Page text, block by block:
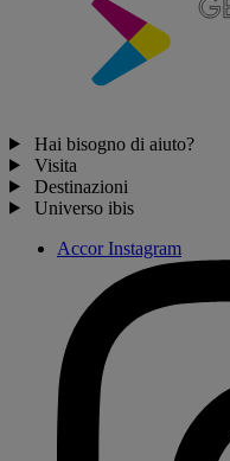
Hai bisogno di aiuto?
Visita
Destinazioni
Universo ibis
Accor Instagram